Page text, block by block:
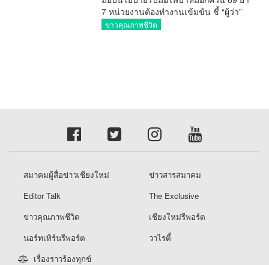
7 หน่วยงานต้องทำงานเข้มข้น ชี้ “ผู้ว่า”
คีย์แมนสำคัญทำปัญหาลด
ข่าวคุณภาพชีวิต
สมาคมผู้สื่อข่าวเชียงใหม่
ข่าวสารสมาคม
Editor Talk
The Exclusive
ข่าวคุณภาพชีวิต
เชียงใหม่รีพอร์ต
นอร์ทเทิร์นรีพอร์ต
วาไรตี้
เรื่องราวร้องทุกข์